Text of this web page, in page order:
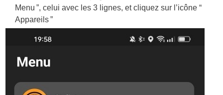
Menu ”, celui avec les 3 lignes, et cliquez sur l’icône “
Appareils ”